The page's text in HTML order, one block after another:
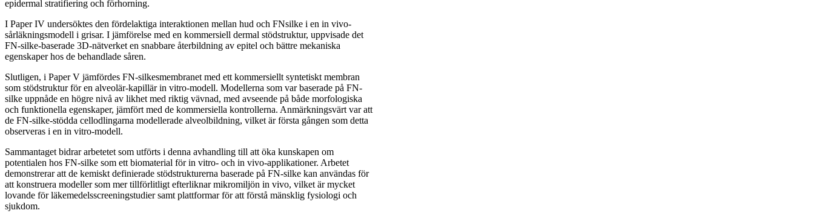
epidermal stratifiering och förhorning.
I Paper IV undersöktes den fördelaktiga interaktionen mellan hud och FNsilke i en in vivo-
sårläkningsmodell i grisar. I jämförelse med en kommersiell dermal stödstruktur, uppvisade det
FN-silke-baserade 3D-nätverket en snabbare återbildning av epitel och bättre mekaniska
egenskaper hos de behandlade såren.
Slutligen, i Paper V jämfördes FN-silkesmembranet med ett kommersiellt syntetiskt membran
som stödstruktur för en alveolär-kapillär in vitro-modell. Modellerna som var baserade på FN-
silke uppnåde en högre nivå av likhet med riktig vävnad, med avseende på både morfologiska
och funktionella egenskaper, jämfört med de kommersiella kontrollerna. Anmärkningsvärt var att
de FN-silke-stödda cellodlingarna modellerade alveolbildning, vilket är första gången som detta
observeras i en in vitro-modell.
Sammantaget bidrar arbetetet som utförts i denna avhandling till att öka kunskapen om
potentialen hos FN-silke som ett biomaterial för in vitro- och in vivo-applikationer. Arbetet
demonstrerar att de kemiskt definierade stödstrukturerna baserade på FN-silke kan användas för
att konstruera modeller som mer tillförlitligt efterliknar mikromiljön in vivo, vilket är mycket
lovande för läkemedelsscreeningstudier samt plattformar för att förstå mänsklig fysiologi och
sjukdom.